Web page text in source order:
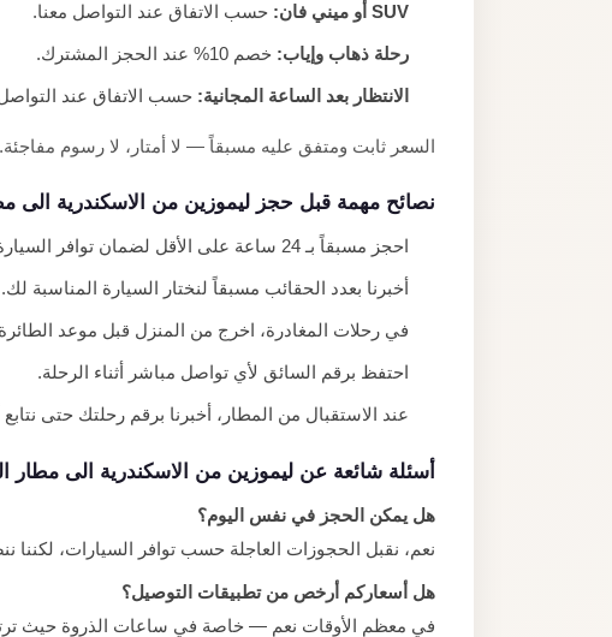
SUV أو ميني فان: حسب الاتفاق عند التواصل معنا.
رحلة ذهاب وإياب: خصم 10% عند الحجز المشترك.
الانتظار بعد الساعة المجانية: حسب الاتفاق عند
السعر ثابت ومتفق عليه مسبقاً — لا أمتار، لا رسوم
نصائح مهمة قبل حجز ليموزين من الاسكندرية الى
احجز مسبقاً بـ 24 ساعة على الأقل لضمان توافر السيارة المناسبة.
أخبرنا بعدد الحقائب مسبقاً لنختار السيارة المناسبة لك.
في رحلات المغادرة، اخرج من المنزل قبل موعد الطائرة بـ 3 ساعات على الأقل لتجنب
احتفظ برقم السائق لأي تواصل مباشر أثناء الرحلة.
عند الاستقبال من المطار، أخبرنا برقم رحلتك حتى نتابع
أسئلة شائعة عن ليموزين من الاسكندرية الى مطار
هل يمكن الحجز في نفس اليوم؟
نعم، نقبل الحجوزات العاجلة حسب توافر السيارات،
هل أسعاركم أرخص من تطبيقات التوصيل؟
في معظم الأوقات نعم — خاصة في ساعات الذروة حيث